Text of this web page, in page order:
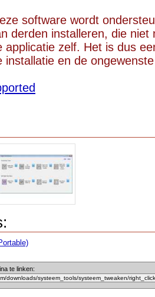
software wordt
derden installeren, die niet
applicatie zelf. Het is dus
installatie en de
te linken: